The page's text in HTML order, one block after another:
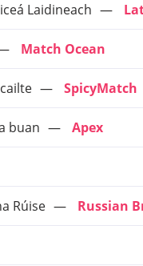
Laidineach
Match Ocean
SpicyMatch
buan Apex
Rúise Russian